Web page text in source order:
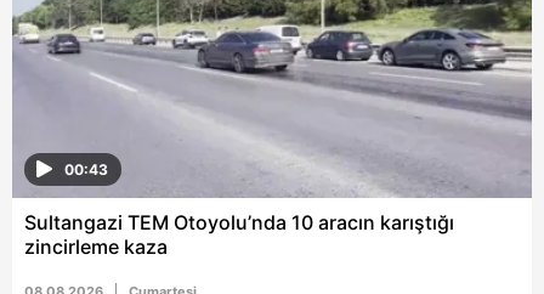
00:43
Sultangazi TEM Otoyolu’nda 10 aracın karıştığı
zincirleme kaza